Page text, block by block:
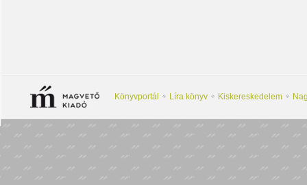
Könyvportál Líra könyv Kiskereskedelem